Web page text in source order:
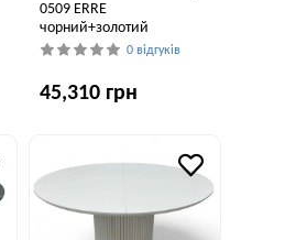
0509 ERRE
чорний+золотий
0 відгуків
45,310 грн